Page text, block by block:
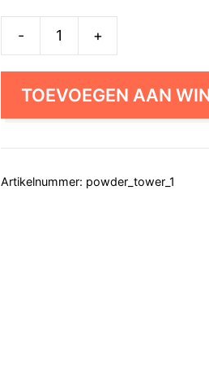
-
Tower
Foodie
+
TOEVOEGEN AAN
Artikelnummer: powder_tower_1